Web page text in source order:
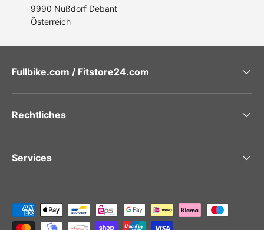
9990 Nußdorf Debant
Österreich
Fullbike.com / Fitstore24.com
Rechtliches
Services
Zahlungsmethoden